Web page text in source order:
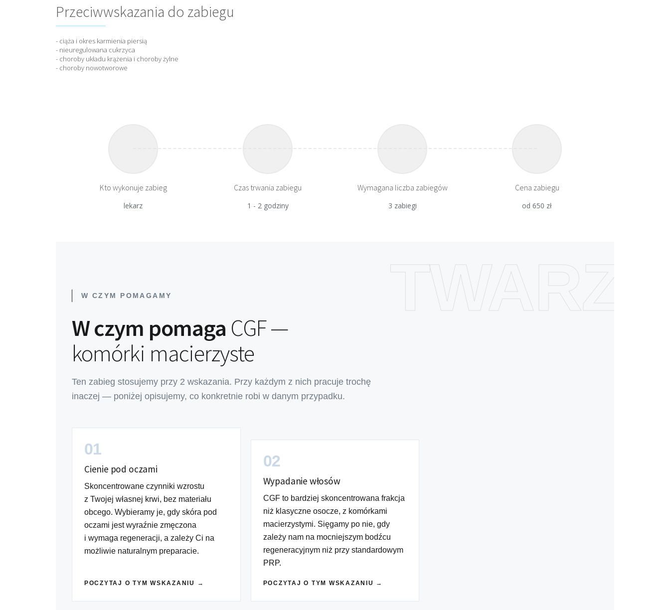
Przeciwwskazania do zabiegu
- ciąża i okres karmienia piersią
- nieuregulowana cukrzyca
- choroby układu krążenia i choroby żylne
- choroby nowotworowe
Kto wykonuje zabieg
lekarz
Czas trwania zabiegu
1 - 2 godziny
Wymagana liczba zabiegów
3 zabiegi
Cena zabiegu
od 650 zł
TWARZ
W CZYM POMAGAMY
W czym pomaga CGF —
komórki macierzyste
Ten zabieg stosujemy przy 2 wskazania. Przy każdym z nich pracuje trochę
inaczej — poniżej opisujemy, co konkretnie robi w danym przypadku.
01
Cienie pod oczami
Skoncentrowane czynniki wzrostu
z Twojej własnej krwi, bez materiału
obcego. Wybieramy je, gdy skóra pod
oczami jest wyraźnie zmęczona
i wymaga regeneracji, a zależy Ci na
możliwie naturalnym preparacie.
POCZYTAJ O TYM WSKAZANIU →
02
Wypadanie włosów
CGF to bardziej skoncentrowana frakcja
niż klasyczne osocze, z komórkami
macierzystymi. Sięgamy po nie, gdy
zależy nam na mocniejszym bodźcu
regeneracyjnym niż przy standardowym
PRP.
POCZYTAJ O TYM WSKAZANIU →